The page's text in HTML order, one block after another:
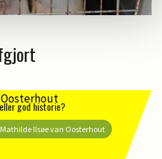
god historie?
Ilsøe van Oosterhout